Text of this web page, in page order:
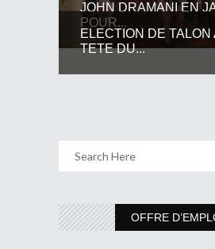
JOHN DRAMANI EN
POUR...
ELECTION DE TALON
TETE DU...
OFFRE